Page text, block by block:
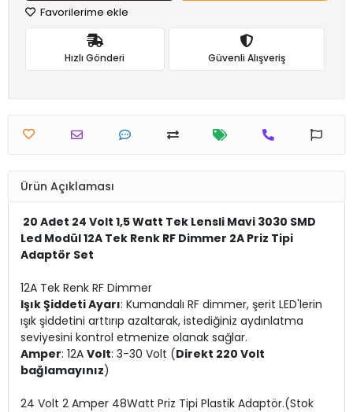
Favorilerime ekle
Hızlı Gönderi Güvenli Alışveriş
Ürün Açıklaması
20 Adet 24 Volt 1,5 Watt Tek Lensli Mavi 3030 SMD
Led Modül 12A Tek Renk RF Dimmer 2A Priz Tipi
Adaptör Set
12A Tek Renk RF Dimmer
Işık Şiddeti Ayarı: Kumandalı RF dimmer, şerit LED'lerin
ışık şiddetini arttırıp azaltarak, istediğiniz aydınlatma
seviyesini kontrol etmenize olanak sağlar.
Amper: 12A Volt: 3-30 Volt (Direkt 220 Volt
bağlamayınız)
24 Volt 2 Amper 48Watt Priz Tipi Plastik Adaptör.(Stok